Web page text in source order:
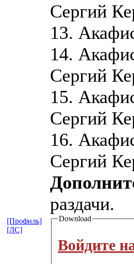
Сергий
13.
14.
Сергий
15.
Сергий
16.
Сергий
раздачи.
Download
Войдите
[Профиль]
[ЛС]